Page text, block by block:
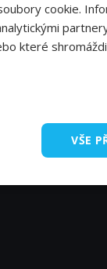
cookie.
které
VŠE